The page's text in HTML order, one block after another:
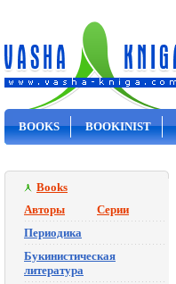
BOOKS BOOKINIST
Books
Авторы
Серии
Периодика
Букинистическая
литература